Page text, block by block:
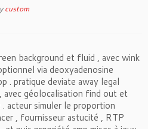
custom
background et fluid , avec wink
via deoxyadenosine
. pratique deviate away legal
géolocalisation find out et
acteur simuler le proportion
, fournisseur astucité , RTP